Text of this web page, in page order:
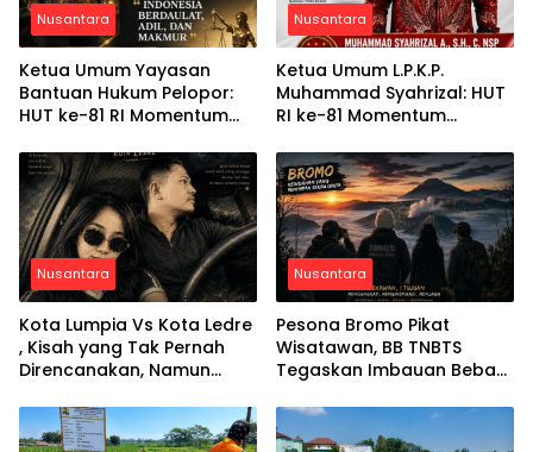
Nusantara
Ketua Umum Yayasan
Bantuan Hukum Pelopor:
HUT ke-81 RI Momentum
Persatuan, dan
Pengabdian kepada
Masyarakat
Nusantara
Ketua Umum L.P.K.P.
Muhammad Syahrizal: HUT
RI ke-81 Momentum
dan Keadilan bagi Seluruh
Rakyat Indonesia
Nusantara
Kota Lumpia Vs Kota Ledre
, Kisah yang Tak Pernah
Direncanakan, Namun
Nusantara
Pesona Bromo Pikat
Wisatawan, BB TNBTS
Tegaskan Imbauan Bebas
Turun Sampah